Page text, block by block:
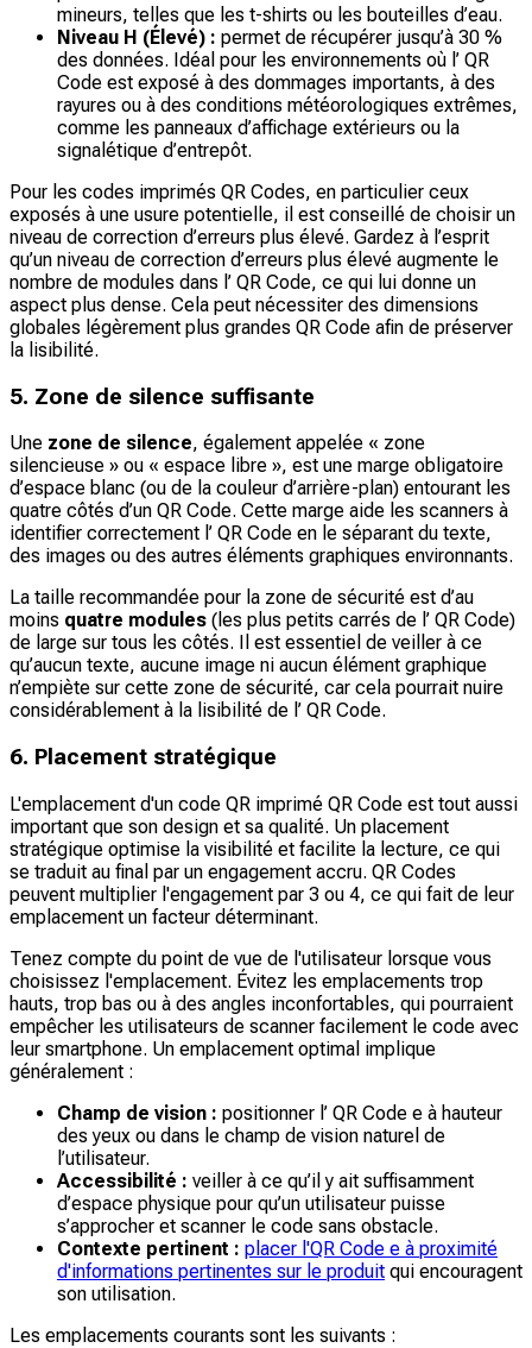
mineurs, telles que les t-shirts ou les bouteilles d’eau.
Niveau H (Élevé) : permet de récupérer jusqu’à 30 %
des données. Idéal pour les environnements où l’ QR
Code est exposé à des dommages importants, à des
rayures ou à des conditions météorologiques extrêmes,
comme les panneaux d’affichage extérieurs ou la
signalétique d’entrepôt.
Pour les codes imprimés QR Codes, en particulier ceux
exposés à une usure potentielle, il est conseillé de choisir un
niveau de correction d’erreurs plus élevé. Gardez à l’esprit
qu’un niveau de correction d’erreurs plus élevé augmente le
nombre de modules dans l’ QR Code, ce qui lui donne un
aspect plus dense. Cela peut nécessiter des dimensions
globales légèrement plus grandes QR Code afin de préserver
la lisibilité.
5. Zone de silence suffisante
Une zone de silence, également appelée « zone
silencieuse » ou « espace libre », est une marge obligatoire
d’espace blanc (ou de la couleur d’arrière-plan) entourant les
quatre côtés d’un QR Code. Cette marge aide les scanners à
identifier correctement l’ QR Code en le séparant du texte,
des images ou des autres éléments graphiques environnants.
La taille recommandée pour la zone de sécurité est d’au
moins quatre modules (les plus petits carrés de l’ QR Code)
de large sur tous les côtés. Il est essentiel de veiller à ce
qu’aucun texte, aucune image ni aucun élément graphique
n’empiète sur cette zone de sécurité, car cela pourrait nuire
considérablement à la lisibilité de l’ QR Code.
6. Placement stratégique
L'emplacement d'un code QR imprimé QR Code est tout aussi
important que son design et sa qualité. Un placement
stratégique optimise la visibilité et facilite la lecture, ce qui
se traduit au final par un engagement accru. QR Codes
peuvent multiplier l'engagement par 3 ou 4, ce qui fait de leur
emplacement un facteur déterminant.
Tenez compte du point de vue de l'utilisateur lorsque vous
choisissez l'emplacement. Évitez les emplacements trop
hauts, trop bas ou à des angles inconfortables, qui pourraient
empêcher les utilisateurs de scanner facilement le code avec
leur smartphone. Un emplacement optimal implique
généralement :
Champ de vision : positionner l’ QR Code e à hauteur
des yeux ou dans le champ de vision naturel de
l’utilisateur.
Accessibilité : veiller à ce qu’il y ait suffisamment
d’espace physique pour qu’un utilisateur puisse
s’approcher et scanner le code sans obstacle.
Contexte pertinent : placer l'QR Code e à proximité
d'informations pertinentes sur le produit qui encouragent
son utilisation.
Les emplacements courants sont les suivants :